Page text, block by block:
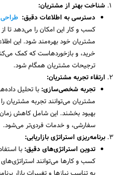
شناخت بهتر از مشتریان:
دسترسی به اطلاعات دقیق: طراحی
کسب و کار این امکان را می‌دهد تا
مشتریان خود بهره‌مند شود. این
خرید، و بازخوردهاست که کمک
ترجیحات مشتریان همگام شود.
ارتقاء تجربه مشتریان:
تجربه شخصی‌سازی: با تحلیل
مشتریان می‌توانند تجربه
بهبود بخشند. این شامل کاهش زمان
سفارشی، و خدمات فردی‌تر می‌شود.
برنامه‌ریزی استراتژی بازاریابی:
تدوین استراتژی‌های دقیق: با
کسب و کارها می‌توانند استراتژی‌های